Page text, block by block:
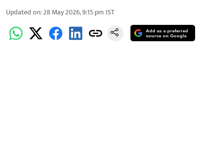
Updated on:28 May 2026, 9:15 pm IST
Add as a preferred
source on Google